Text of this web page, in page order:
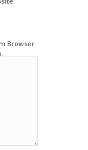
Browser